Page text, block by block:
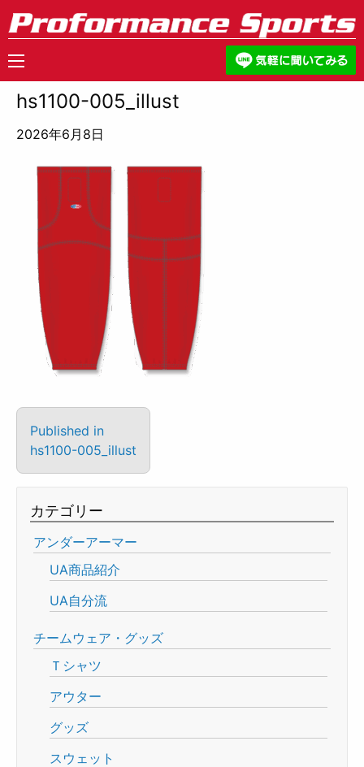
hs1100-005_illust
2026年6月8日
Published in
hs1100-005_illust
カテゴリー
アンダーアーマー
UA商品紹介
UA自分流
チームウェア・グッズ
Ｔシャツ
アウター
グッズ
スウェット